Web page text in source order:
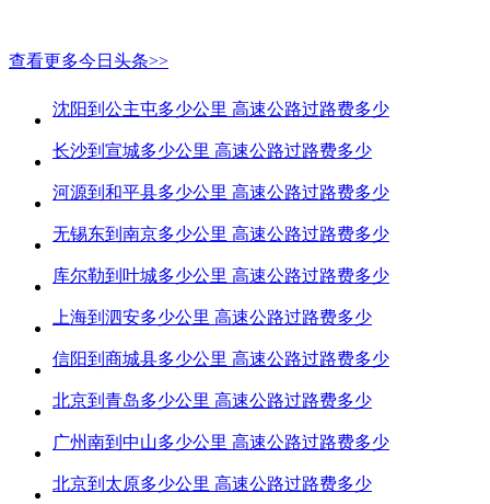
查看更多今日头条>>
沈阳到公主屯多少公里 高速公路过路费多少
长沙到宣城多少公里 高速公路过路费多少
河源到和平县多少公里 高速公路过路费多少
无锡东到南京多少公里 高速公路过路费多少
库尔勒到叶城多少公里 高速公路过路费多少
上海到泗安多少公里 高速公路过路费多少
信阳到商城县多少公里 高速公路过路费多少
北京到青岛多少公里 高速公路过路费多少
广州南到中山多少公里 高速公路过路费多少
北京到太原多少公里 高速公路过路费多少